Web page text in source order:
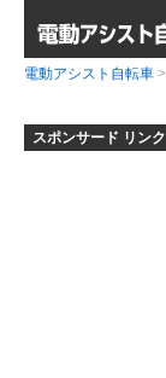
電動アシスト自転車 >
スポンサード リンク